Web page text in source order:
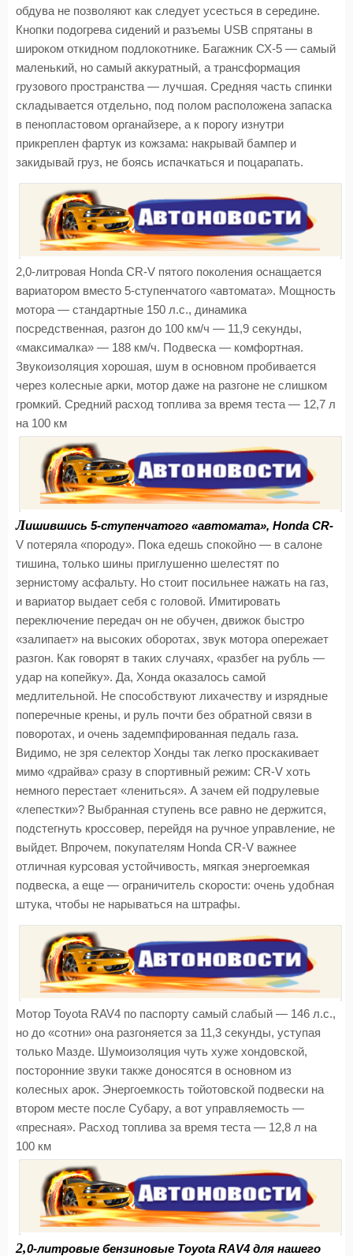
обдува не позволяют как следует усесться в середине.
Кнопки подогрева сидений и разъемы USB спрятаны в
широком откидном подлокотнике. Багажник СХ-5 — самый
маленький, но самый аккуратный, а трансформация
грузового пространства — лучшая. Средняя часть спинки
складывается отдельно, под полом расположена запаска
в пенопластовом органайзере, а к порогу изнутри
прикреплен фартук из кожзама: накрывай бампер и
закидывай груз, не боясь испачкаться и поцарапать.
2,0-литровая Honda CR-V пятого поколения оснащается
вариатором вместо 5-ступенчатого «автомата». Мощность
мотора — стандартные 150 л.с., динамика
посредственная, разгон до 100 км/ч — 11,9 секунды,
«максималка» — 188 км/ч. Подвеска — комфортная.
Звукоизоляция хорошая, шум в основном пробивается
через колесные арки, мотор даже на разгоне не слишком
громкий. Средний расход топлива за время теста — 12,7 л
на 100 км
Лишившись 5-ступенчатого «автомата», Honda CR-
V потеряла «породу». Пока едешь спокойно — в салоне
тишина, только шины приглушенно шелестят по
зернистому асфальту. Но стоит посильнее нажать на газ,
и вариатор выдает себя с головой. Имитировать
переключение передач он не обучен, движок быстро
«залипает» на высоких оборотах, звук мотора опережает
разгон. Как говорят в таких случаях, «разбег на рубль —
удар на копейку». Да, Хонда оказалось самой
медлительной. Не способствуют лихачеству и изрядные
поперечные крены, и руль почти без обратной связи в
поворотах, и очень задемпфированная педаль газа.
Видимо, не зря селектор Хонды так легко проскакивает
мимо «драйва» сразу в спортивный режим: CR-V хоть
немного перестает «лениться». А зачем ей подрулевые
«лепестки»? Выбранная ступень все равно не держится,
подстегнуть кроссовер, перейдя на ручное управление, не
выйдет. Впрочем, покупателям Honda CR-V важнее
отличная курсовая устойчивость, мягкая энергоемкая
подвеска, а еще — ограничитель скорости: очень удобная
штука, чтобы не нарываться на штрафы.
Мотор Toyota RAV4 по паспорту самый слабый — 146 л.с.,
но до «сотни» она разгоняется за 11,3 секунды, уступая
только Мазде. Шумоизоляция чуть хуже хондовской,
посторонние звуки также доносятся в основном из
колесных арок. Энергоемкость тойотовской подвески на
втором месте после Субару, а вот управляемость —
«пресная». Расход топлива за время теста — 12,8 л на
100 км
2,0-литровые бензиновые Toyota RAV4 для нашего